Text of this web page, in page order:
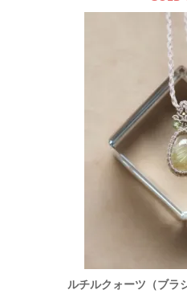
ルチルクォーツ（ブラ